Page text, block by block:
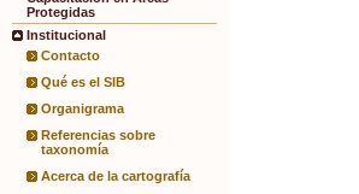
Protegidas
Institucional
Contacto
Qué es el SIB
Organigrama
Referencias sobre
taxonomía
Acerca de la cartografía